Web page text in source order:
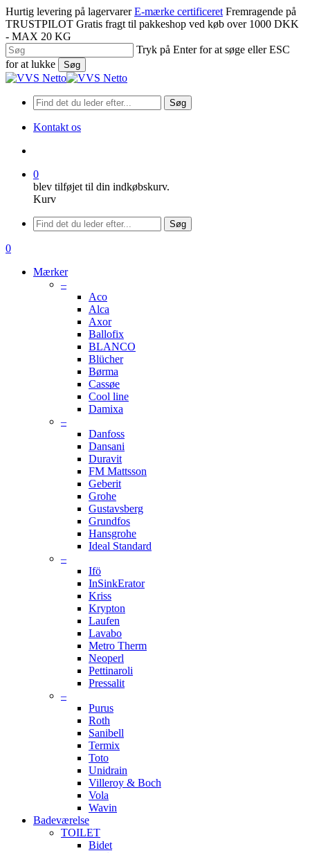
Spring
til
hovedindhold
Hurtig levering på lagervarer E-mærke certificeret Fremragende på
TRUSTPILOT Gratis fragt til pakkeshop ved køb over 1000 DKK
- MAX 20 KG
Tryk på Enter for at søge eller ESC
for at lukke
Søg
Luk
Søg
Kontakt os
0
blev tilføjet til din indkøbskurv.
Kurv
Menu
Søg
søge
0
Mærker
–
Aco
Alca
Axor
Ballofix
BLANCO
Blücher
Børma
Cassøe
Cool line
Damixa
–
Danfoss
Dansani
Duravit
FM Mattsson
Geberit
Grohe
Gustavsberg
Grundfos
Hansgrohe
Ideal Standard
–
Ifö
InSinkErator
Kriss
Krypton
Laufen
Lavabo
Metro Therm
Neoperl
Pettinaroli
Pressalit
–
Purus
Roth
Sanibell
Termix
Toto
Unidrain
Villeroy & Boch
Vola
Wavin
Badeværelse
TOILET
Bidet